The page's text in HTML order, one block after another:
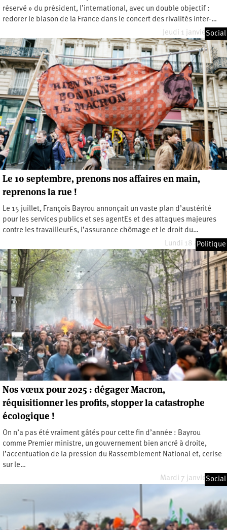
réservé » du président, l’international, avec un double objectif :
redorer le blason de la France dans le concert des rivalités inter-…
Jeudi 1 janvier 2026
Social
Le 10 septembre, prenons nos affaires en main,
reprenons la rue !
Le 15 juillet, François Bayrou annonçait un vaste plan d’austérité
pour les services publics et ses agentEs et des attaques majeures
contre les travailleurEs, l’assurance chômage et le droit du…
Lundi 18 août 2025
Politique
Nos vœux pour 2025 : dégager Macron,
réquisitionner les profits, stopper la catastrophe
écologique !
On n’a pas été vraiment gâtés pour cette fin d’année : Bayrou
comme Premier ministre, un gouvernement bien ancré à droite,
l’accentuation de la pression du Rassemblement National et, cerise
sur le…
Mardi 7 janvier 2025
Social